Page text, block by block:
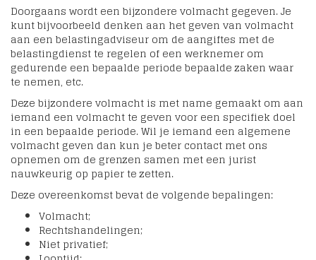
Doorgaans wordt een bijzondere volmacht gegeven. Je
kunt bijvoorbeeld denken aan het geven van volmacht
aan een belastingadviseur om de aangiftes met de
belastingdienst te regelen of een werknemer om
gedurende een bepaalde periode bepaalde zaken waar
te nemen, etc.
Deze bijzondere volmacht is met name gemaakt om aan
iemand een volmacht te geven voor een specifiek doel
in een bepaalde periode. Wil je iemand een algemene
volmacht geven dan kun je beter contact met ons
opnemen om de grenzen samen met een jurist
nauwkeurig op papier te zetten.
Deze overeenkomst bevat de volgende bepalingen:
Volmacht;
Rechtshandelingen;
Niet privatief;